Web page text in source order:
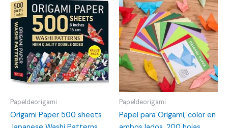
Papeldeorigami
Origami Paper 500 sheets
Papeldeorigami
Papel para Origami, color en